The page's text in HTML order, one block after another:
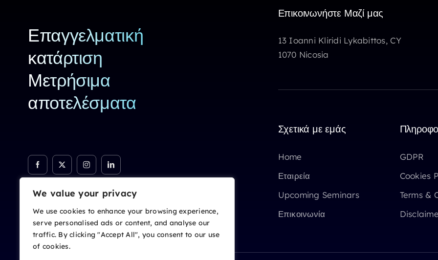
We value your privacy
We use cookies to enhance your browsing experience,
serve personalised ads or content, and analyse our
traffic. By clicking "Accept All", you consent to our use
of cookies.
Επαγγελματική
κατάρτιση
Μετρήσιμα
αποτελέσματα
Επικοινωνήστε Μαζί μας
13 Ioanni Kliridi Lykabittos, CY
1070 Nicosia
Σχετικά με εμάς
Home
Εταιρεία
Upcoming Seminars
Επικοινωνία
GDPR
Cookies
Terms &